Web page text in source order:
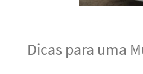
Dicas para uma